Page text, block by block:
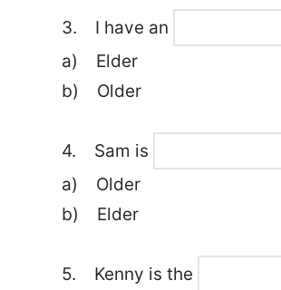
3. I have an
a) Elder
b) Older
4. Sam is
a) Older
b) Elder
5. Kenny is the